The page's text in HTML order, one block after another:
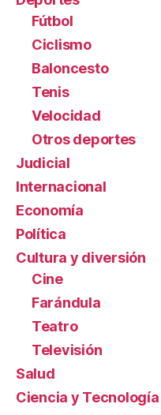
Fútbol
Ciclismo
Baloncesto
Tenis
Velocidad
Otros deportes
Judicial
Internacional
Economía
Política
Cultura y diversión
Cine
Farándula
Teatro
Televisión
Salud
Ciencia y Tecnología